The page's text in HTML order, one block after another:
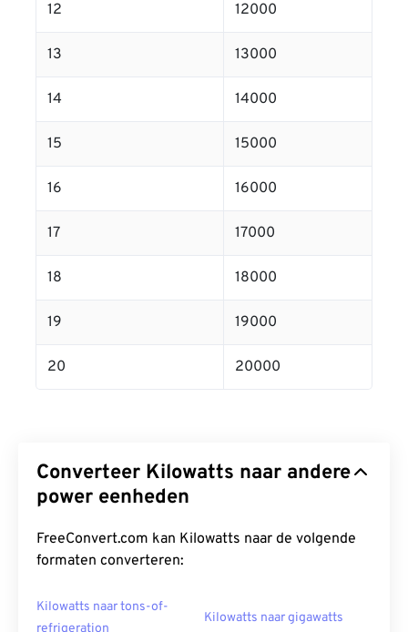
12 12000
13 13000
14 14000
15 15000
16 16000
17 17000
18 18000
19 19000
20 20000
Converteer Kilowatts naar andere
power eenheden
FreeConvert.com kan Kilowatts naar de volgende
formaten converteren:
Kilowatts naar tons-of-
refrigeration
Kilowatts naar gigawatts